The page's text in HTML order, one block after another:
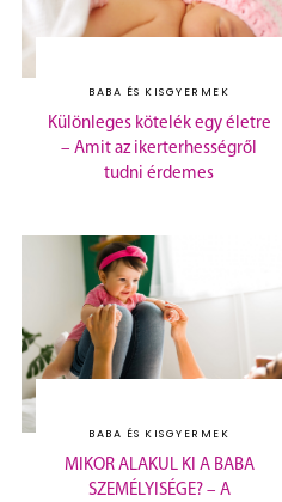
BABA ÉS KISGYERMEK
Különleges kötelék egy életre
– Amit az ikerterhességről
tudni érdemes
BABA ÉS KISGYERMEK
MIKOR ALAKUL KI A BABA
SZEMÉLYISÉGE? – A